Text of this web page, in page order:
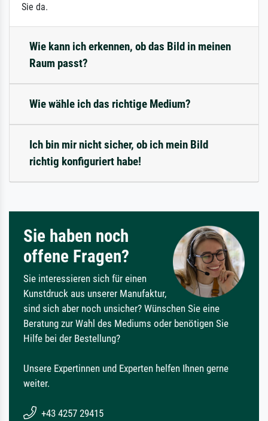
Sie da.
Wie kann ich erkennen, ob das Bild in meinen
Raum passt?
Wie wähle ich das richtige Medium?
Ich bin mir nicht sicher, ob ich mein Bild
richtig konfiguriert habe!
Sie haben noch
offene Fragen?
Sie interessieren sich für einen
Kunstdruck aus unserer Manufaktur,
sind sich aber noch unsicher? Wünschen Sie eine
Beratung zur Wahl des Mediums oder benötigen Sie
Hilfe bei der Bestellung?
Unsere Expertinnen und Experten helfen Ihnen gerne
weiter.
+43 4257 29415